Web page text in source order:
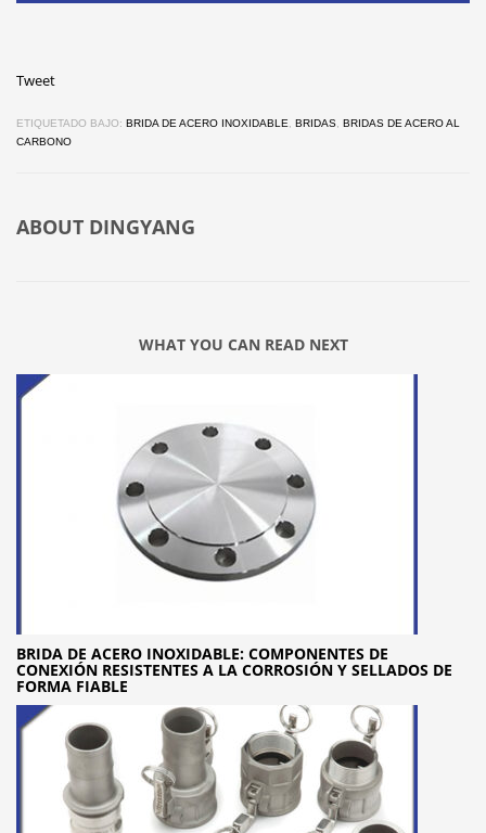
Tweet
ETIQUETADO BAJO: BRIDA DE ACERO INOXIDABLE BRIDAS BRIDAS DE ACERO AL
CARBONO
ABOUT DINGYANG
WHAT YOU CAN READ NEXT
BRIDA DE ACERO INOXIDABLE: COMPONENTES DE
CONEXIÓN RESISTENTES A LA CORROSIÓN Y SELLADOS DE
FORMA FIABLE